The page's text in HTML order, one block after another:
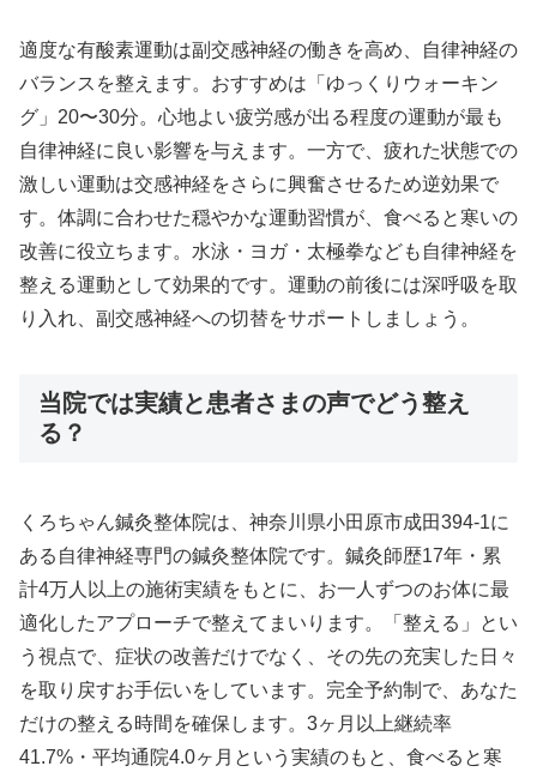
適度な有酸素運動は副交感神経の働きを高め、自律神経の
バランスを整えます。おすすめは「ゆっくりウォーキン
グ」20〜30分。心地よい疲労感が出る程度の運動が最も
自律神経に良い影響を与えます。一方で、疲れた状態での
激しい運動は交感神経をさらに興奮させるため逆効果で
す。体調に合わせた穏やかな運動習慣が、食べると寒いの
改善に役立ちます。水泳・ヨガ・太極拳なども自律神経を
整える運動として効果的です。運動の前後には深呼吸を取
り入れ、副交感神経への切替をサポートしましょう。
当院では実績と患者さまの声でどう整え
る？
くろちゃん鍼灸整体院は、神奈川県小田原市成田394-1に
ある自律神経専門の鍼灸整体院です。鍼灸師歴17年・累
計4万人以上の施術実績をもとに、お一人ずつのお体に最
適化したアプローチで整えてまいります。「整える」とい
う視点で、症状の改善だけでなく、その先の充実した日々
を取り戻すお手伝いをしています。完全予約制で、あなた
だけの整える時間を確保します。3ヶ月以上継続率
41.7%・平均通院4.0ヶ月という実績のもと、食べると寒